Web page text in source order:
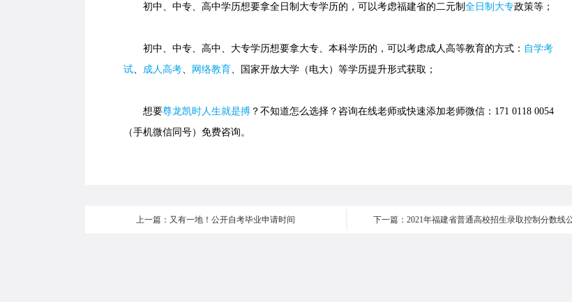
初中、中专、高中学历想要拿全日制大专学历的，可以考虑福建省的二元制 全日制大专政策等；
初中、中专、高中、大专学历想要拿大专、本科学历的，可以考虑成人高等教育的方式： 自学考
试、 成人高考、 网络教育、国家开放大学（电大）等学历提升形式获取；
想要尊龙凯时人生就是搏 ？不知道怎么选择？咨询在线老师或快速添加老师微信：171 0118 0054
（手机微信同号）免费咨询。
上一篇：又有一地！公开自考毕业申请时间 下一篇：2021年福建省普通高校招生录取控制分数线